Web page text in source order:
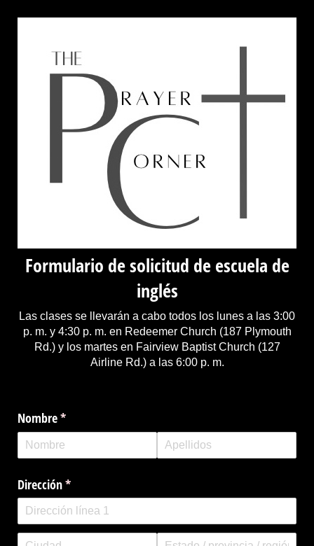
Formulario de solicitud de escuela de
inglés
Las clases se llevarán a cabo todos los lunes a las 3:00
p. m. y 4:30 p. m. en Redeemer Church (187 Plymouth
Rd.) y los martes en Fairview Baptist Church (127
Airline Rd.) a las 6:00 p. m.
Nombre*
(necesario)
Dirección*
(necesario)